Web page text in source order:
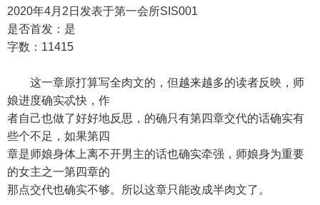
2020年4月2日发表于第一会所SIS001
是否首发：是
字数：11415
这一章原打算写全肉文的，但越来越多的读者反映，师
娘进度确实忒快，作
者自己也做了好好地反思，的确只有第四章交代的话确实有
些个不足，如果第四
章是师娘身体上离不开男主的话也确实牵强，师娘身为重要
的女主之一第四章的
那点交代也确实不够。所以这章只能改成半肉文了。